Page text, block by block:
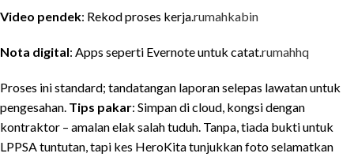
Video pendek: Rekod proses kerja.rumahkabin
Nota digital: Apps seperti Evernote untuk catat.rumahhq
Proses ini standard; tandatangan laporan selepas lawatan untuk
pengesahan. Tips pakar: Simpan di cloud, kongsi dengan
kontraktor – amalan elak salah tuduh. Tanpa, tiada bukti untuk
LPPSA tuntutan, tapi kes HeroKita tunjukkan foto selamatkan